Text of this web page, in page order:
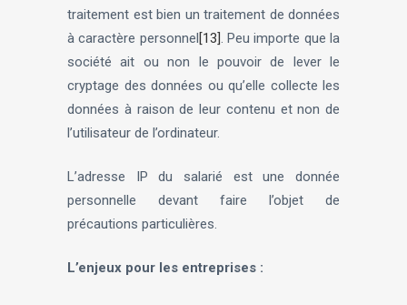
traitement est bien un traitement de données
à caractère personnel[13] . Peu importe que la
société ait ou non le pouvoir de lever le
cryptage des données ou qu’elle collecte les
données à raison de leur contenu et non de
l’utilisateur de l’ordinateur.
L’adresse IP du salarié est une donnée
personnelle devant faire l’objet de
précautions particulières.
L’enjeux pour les entreprises :